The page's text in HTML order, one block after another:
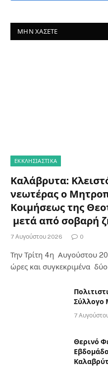
ΜΗΝ ΧΆΣΕΤΕ
ΕΚΚΛΗΣΙΑΣΤΙΚΑ
Καλάβρυτα:
νεωτέρας ο
Κοιμήσεως της
μετά από σοβαρή
7 Αυγούστου 2026 0
Την Τρίτη 4η Αυγούστου
ώρες και συγκεκριμένα
Σύλλογο
7
Θερινό